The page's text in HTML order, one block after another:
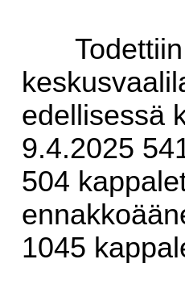
edellisessä
9.4.2025
504
1045